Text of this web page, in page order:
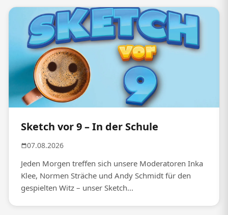
Sketch vor 9 – In der Schule
07.08.2026
Jeden Morgen treffen sich unsere Moderatoren Inka
Klee, Normen Sträche und Andy Schmidt für den
gespielten Witz – unser Sketch...